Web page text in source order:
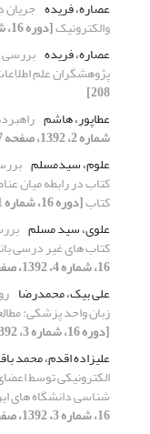
عصاره، فریده
والکترونیک[دوره 16، شماره 2، 1392، صفحه 143-167]
عصاره، فریده بررسی
پژوهشگران علم
208]
عطاپور، هاشم
شماره 2، 1392، صفحه 7-28]
علوم، سیدمسلم
کتاب در رابطه میان
کتاب[دوره 16، شماره 1، 1392، صفحه 41-70]
علوی، سید مسلم
کتاب های غیر درسی
16، شماره 4، 1392، صفحه 173-195]
علی بیک، محمدرضا
زبان واحد پزشکی:
[دوره 16، شماره 3، 1392، صفحه 81-100]
علیزاده اقدم، محمد
الکترونیکی توسط
شناسی دانشگاه های
16، شماره 3، 1392، صفحه 123-144]